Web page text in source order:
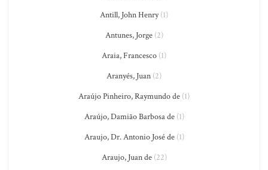
Antill, John Henry(1)
Antunes, Jorge(2)
Araia, Francesco (1)
Aranyés, Juan (2)
Araújo Pinheiro, Raymundo de (1)
Araújo, Damião Barbosa de(1)
Araujo, Dr. Antonio José de(1)
Araujo, Juan de(22)